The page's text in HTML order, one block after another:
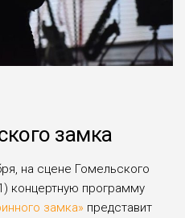
замка
на сцене Гомельского
концертную программу
замка» представит